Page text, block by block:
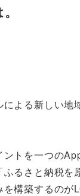
よる新しい地
トを一つの
るさと納税を
構築するのが